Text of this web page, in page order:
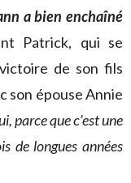
a bien enchaîné
Patrick, qui se
de son fils
son épouse Annie
parce que c’est une
de longues années